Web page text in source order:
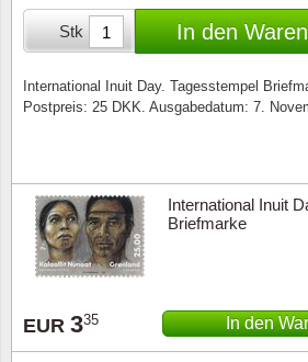
Stk In den
International Inuit Day. Tagesstempel
Postpreis: 25 DKK. Ausgabedatum: 7.
International Inuit
Briefmarke
EUR 335 In den
Sonderumschläge
Sondermappen
Andere Sammlerstücke
Lupen, Lampen etc.
Anderes Zubehör